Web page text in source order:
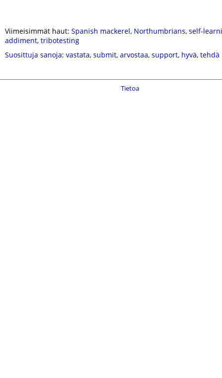
Viimeisimmät haut: Spanish mackerel, Northumbrians, self-
addiment, tribotesting
Suosittuja sanoja: vastata, submit, arvostaa, support, hyvä, tehdä
Tietoa